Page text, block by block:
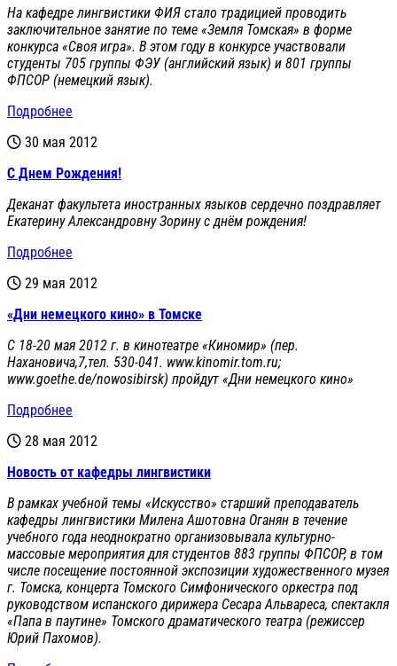
На кафедре лингвистики ФИЯ стало традицией проводить
заключительное занятие по теме «Земля Томская» в форме
конкурса «Своя игра». В этом году в конкурсе участвовали
студенты 705 группы ФЭУ (английский язык) и 801 группы
ФПСОР (немецкий язык).
Подробнее
30 мая 2012
С Днем Рождения!
Деканат факультета иностранных языков сердечно поздравляет
Екатерину Александровну Зорину с днём рождения!
Подробнее
29 мая 2012
«Дни немецкого кино» в Томске
C 18-20 мая 2012 г. в кинотеатре «Киномир» (пер.
Нахановича,7,тел. 530-041. www.kinomir.tom.ru;
www.goethe.de/nowosibirsk) пройдут «Дни немецкого кино»
Подробнее
28 мая 2012
Новость от кафедры лингвистики
В рамках учебной темы «Искусство» старший преподаватель
кафедры лингвистики Милена Ашотовна Оганян в течение
учебного года неоднократно организовывала культурно-
массовые мероприятия для студентов 883 группы ФПCОР, в том
числе посещение постоянной экспозиции художественного музея
г. Томска, концерта Томского Симфонического оркестра под
руководством испанского дирижера Сесара Альвареса, спектакля
«Папа в паутине» Томского драматического театра (режиссер
Юрий Пахомов).